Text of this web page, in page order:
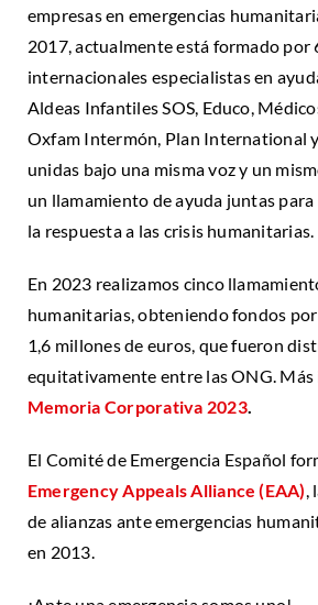
empresas en emergencias
2017, actualmente está formado por
internacionales especialistas en
Aldeas Infantiles SOS, Educo,
Oxfam Intermón, Plan International
unidas bajo una misma voz y un
un llamamiento de ayuda juntas para
la respuesta a las crisis humanitarias.
En 2023 realizamos cinco
humanitarias,obteniendo fondos
1,6 millones de euros, que fueron
equitativamente entre las ONG.
Memoria Corporativa 2023.
El Comité de Emergencia Español
Emergency Appeals Alliance (EAA),
de alianzas ante emergencias
en 2013.